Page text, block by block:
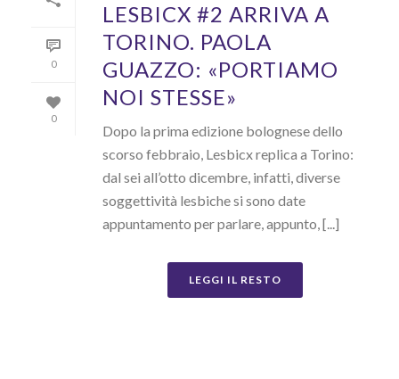
0
0
LESBICX #2 ARRIVA A
TORINO. PAOLA
GUAZZO: «PORTIAMO
NOI STESSE»
Dopo la prima edizione bolognese dello
scorso febbraio, Lesbicx replica a Torino:
dal sei all’otto dicembre, infatti, diverse
soggettività lesbiche si sono date
appuntamento per parlare, appunto, [...]
LEGGI IL RESTO